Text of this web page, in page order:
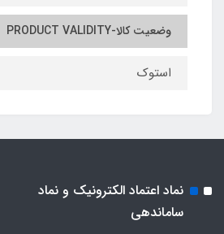
وضعیت کالا-PRODUCT VALIDITY
استوک
نماد اعتماد الکترونیک و نماد
ساماندهی